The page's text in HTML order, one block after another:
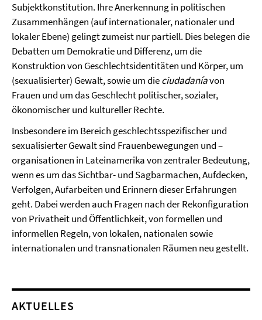
Subjektkonstitution. Ihre Anerkennung in politischen
Zusammenhängen (auf internationaler, nationaler und
lokaler Ebene) gelingt zumeist nur partiell. Dies belegen die
Debatten um Demokratie und Differenz, um die
Konstruktion von Geschlechtsidentitäten und Körper, um
(sexualisierter) Gewalt, sowie um dieciudadaníavon
Frauen und um das Geschlecht politischer, sozialer,
ökonomischer und kultureller Rechte.
Insbesondere im Bereich geschlechtsspezifischer und
sexualisierter Gewalt sind Frauenbewegungen und –
organisationen in Lateinamerika von zentraler Bedeutung,
wenn es um das Sichtbar- und Sagbarmachen, Aufdecken,
Verfolgen, Aufarbeiten und Erinnern dieser Erfahrungen
geht. Dabei werden auch Fragen nach der Rekonfiguration
von Privatheit und Öffentlichkeit, von formellen und
informellen Regeln, von lokalen, nationalen sowie
internationalen und transnationalen Räumen neu gestellt.
AKTUELLES